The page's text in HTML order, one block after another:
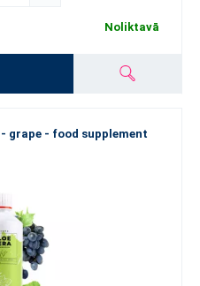
Noliktavā
- grape - food supplement